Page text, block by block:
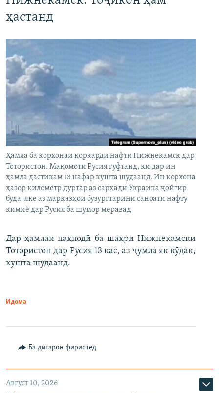
ҳастанд
Ҳамла ба корхонаи коркарди нафти Нижнекамск дар
Тотористон. Мақомоти Русия гуфтанд, ки дар ин
ҳамла дастикам 13 нафар кушта шудаанд. Ин корхона
ҳазор километр дуртар аз сарҳади Украина ҷойгир
буда, яке аз марказҳои бузургтарини саноати нафту
кимиё дар Русия ба шумор меравад
Дар ҳамлаи паҳподӣ ба шаҳри Нижнекамски
Тотористон дар Русия 13 кас, аз ҷумла як кӯдак,
кушта шудаанд.
Идома
Ба дигарон фиристед
Август 10, 2026